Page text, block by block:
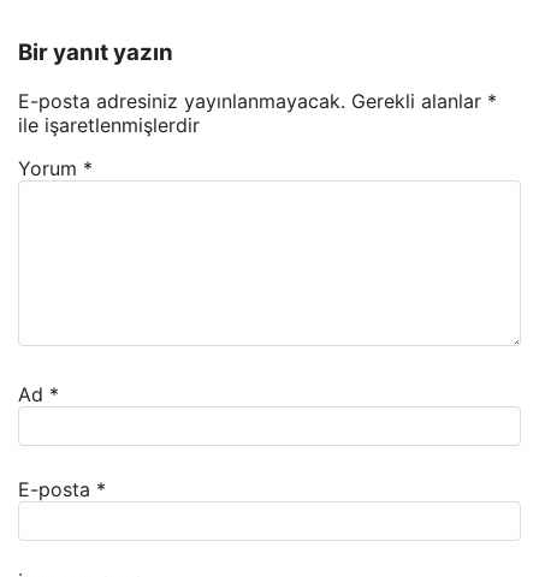
Bir yanıt yazın
E-posta adresiniz yayınlanmayacak. Gerekli alanlar *
ile işaretlenmişlerdir
Yorum *
Ad *
E-posta *